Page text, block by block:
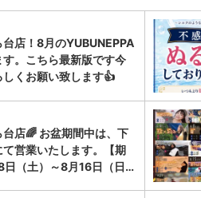
店！8月のYUBUNEPPA
。こちら最新版です今
しくお願い致します👍
店🌈 お盆期間中は、下
営業いたします。【期
（土）～8月16日（日…